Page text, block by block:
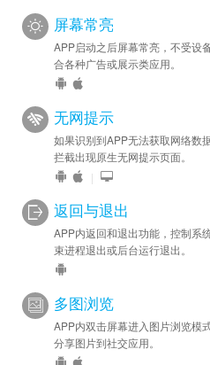
屏幕常亮
APP启动之后屏幕常亮，不受设
合各种广告或展示类应用。
无网提示
如果识别到APP无法获取网络数
拦截出现原生无网提示页面。
|
返回与退出
APP内返回和退出功能，控制系
束进程退出或后台运行退出。
多图浏览
APP内双击屏幕进入图片浏览模
分享图片到社交应用。